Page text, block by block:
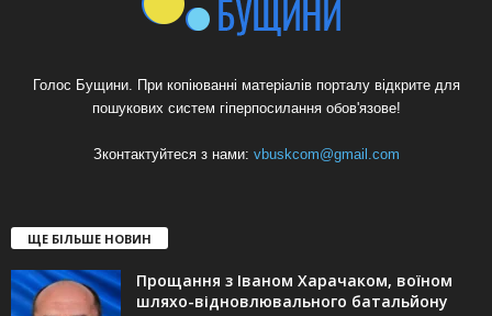
Голос Бущини. При копіюванні матеріалів порталу відкрите для
пошукових систем гіперпосилання обов'язове!
Зконтактуйтеся з нами: vbuskcom@gmail.com
ЩЕ БІЛЬШЕ НОВИН
Прощання з Іваном Харачаком, воїном
шляхо-відновлювального батальйону